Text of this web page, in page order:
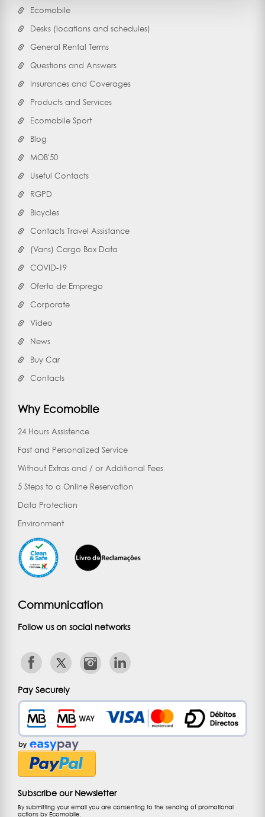
Ecomobile
Desks (locations and schedules)
General Rental Terms
Questions and Answers
Insurances and Coverages
Products and Services
Ecomobile Sport
Blog
MOB'50
Useful Contacts
RGPD
Bicycles
Contacts Travel Assistance
(Vans) Cargo Box Data
COVID-19
Oferta de Emprego
Corporate
Vídeo
News
Buy Car
Contacts
Why Ecomobile
24 Hours Assistence
Fast and Personalized Service
Without Extras and / or Additional Fees
5 Steps to a Online Reservation
Data Protection
Environment
Communication
Follow us on social networks
Pay Securely
Subscribe our Newsletter
By submitting your email you are consenting to the sending of promotional
actions by Ecomobile.